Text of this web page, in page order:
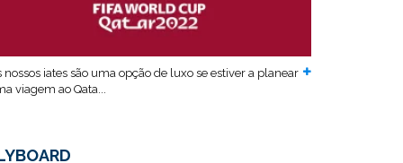
nossos iates são uma opção de luxo se estiver a planear
viagem ao Qata...